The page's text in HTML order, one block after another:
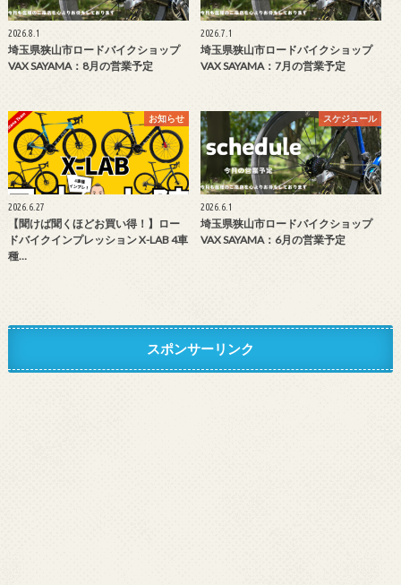
2026.8.1
埼玉県狭山市ロードバイクショップ
VAX SAYAMA：8月の営業予定
2026.7.1
埼玉県狭山市ロードバイクショップ
VAX SAYAMA：7月の営業予定
お知らせ
2026.6.27
【聞けば聞くほどお買い得！】ロー
ドバイクインプレッション X-LAB 4車
種…
スケジュール
2026.6.1
埼玉県狭山市ロードバイクショップ
VAX SAYAMA：6月の営業予定
スポンサーリンク